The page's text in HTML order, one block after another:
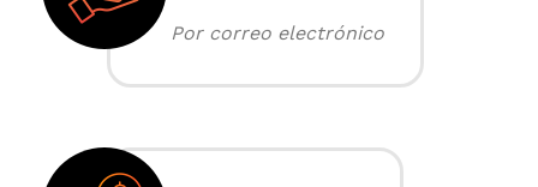
Por correo electrónico